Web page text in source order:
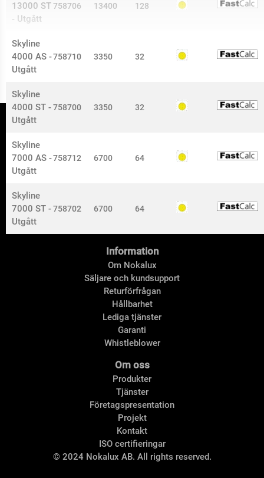
13000 ST
- Utgått
758706 13400 128
Skyline
4000 AS -
Utgått
758710 3350 32
Skyline
4000 ST -
Utgått
758700 3350 32
Skyline
7000 AS -
Utgått
758712 6700 64
Skyline
7000 ST -
Utgått
758702 6700 64
Tel:
0573-296 50
Information
Om Nokalux
Säljare och kundsupport
Returförfrågan
Hållbarhet
Lediga tjänster
Garanti
Whistleblower
Om oss
Produkter
Tjänster
Företagspresentation
Projekt
Kontakt
ISO certifieringar
© 2024 Nokalux AB. All rights reserved.